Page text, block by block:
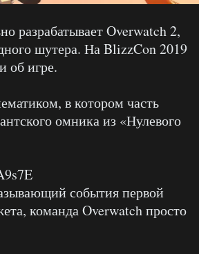
разрабатывает Overwatch 2,
шутера. На BlizzCon 2019
об игре.
в котором часть
омника из «Нулевого
события первой
команда Overwatch просто